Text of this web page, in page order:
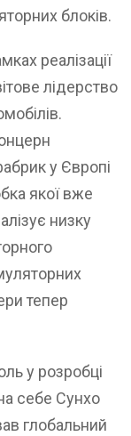
блоків.
реалізації
лідерство
у Європі
якої вже
низку
тепер
у розробці
себе Сунхо
глобальний